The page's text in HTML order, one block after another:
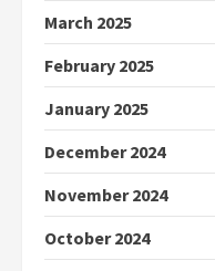
March 2025
February 2025
January 2025
December 2024
November 2024
October 2024